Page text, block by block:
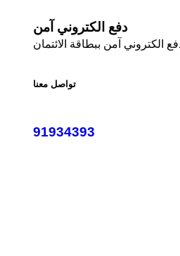
دفع الكتروني آمن
الكتروني آمن ببطاقة الائتمان
تواصل معنا
91934393